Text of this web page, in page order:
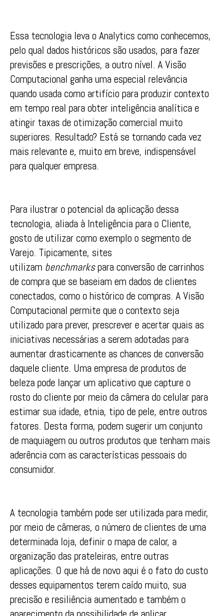
Essa tecnologia leva o Analytics como conhecemos,
pelo qual dados históricos são usados, para fazer
previsões e prescrições, a outro nível. A Visão
Computacional ganha uma especial relevância
quando usada como artifício para produzir contexto
em tempo real para obter inteligência analítica e
atingir taxas de otimização comercial muito
superiores. Resultado? Está se tornando cada vez
mais relevante e, muito em breve, indispensável
para qualquer empresa.
Para ilustrar o potencial da aplicação dessa
tecnologia, aliada à Inteligência para o Cliente,
gosto de utilizar como exemplo o segmento de
Varejo. Tipicamente, sites
utilizam benchmarkspara conversão de carrinhos
de compra que se baseiam em dados de clientes
conectados, como o histórico de compras. A Visão
Computacional permite que o contexto seja
utilizado para prever, prescrever e acertar quais as
iniciativas necessárias a serem adotadas para
aumentar drasticamente as chances de conversão
daquele cliente. Uma empresa de produtos de
beleza pode lançar um aplicativo que capture o
rosto do cliente por meio da câmera do celular para
estimar sua idade, etnia, tipo de pele, entre outros
fatores. Desta forma, podem sugerir um conjunto
de maquiagem ou outros produtos que tenham mais
aderência com as características pessoais do
consumidor.
A tecnologia também pode ser utilizada para medir,
por meio de câmeras, o número de clientes de uma
determinada loja, definir o mapa de calor, a
organização das prateleiras, entre outras
aplicações. O que há de novo aqui é o fato do custo
desses equipamentos terem caído muito, sua
precisão e resiliência aumentado e também o